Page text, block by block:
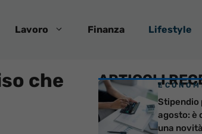
Lavoro Finanza Lifestyle
che
ARTICOLI
Stipendio
agosto: è
una